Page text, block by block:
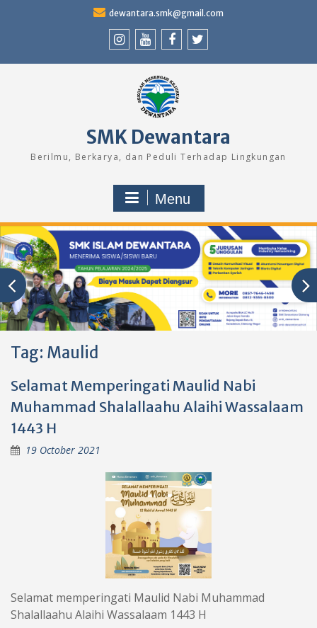
dewantara.smk@gmail.com
SMK Dewantara
Berilmu, Berkarya, dan Peduli Terhadap Lingkungan
Menu
Tag: Maulid
Selamat Memperingati Maulid Nabi
Muhammad Shalallaahu Alaihi Wassalaam
1443 H
19 October 2021
Selamat memperingati Maulid Nabi Muhammad
Shalallaahu Alaihi Wassalaam 1443 H